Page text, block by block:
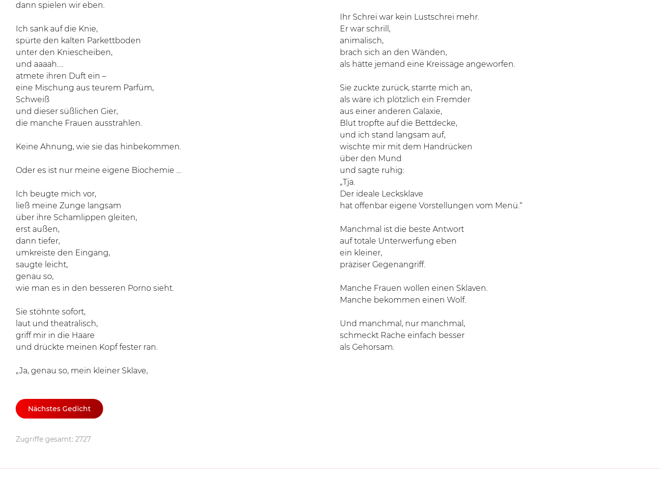
dann spielen wir eben.
Ich sank auf die Knie,
spürte den kalten Parkettboden
unter den Kniescheiben,
und aaaah….
atmete ihren Duft ein –
eine Mischung aus teurem Parfüm,
Schweiß
und dieser süßlichen Gier,
die manche Frauen ausstrahlen.
Keine Ahnung, wie sie das hinbekommen.
Oder es ist nur meine eigene Biochemie …
Ich beugte mich vor,
ließ meine Zunge langsam
über ihre Schamlippen gleiten,
erst außen,
dann tiefer,
umkreiste den Eingang,
saugte leicht,
genau so,
wie man es in den besseren Porno sieht.
Sie stöhnte sofort,
laut und theatralisch,
griff mir in die Haare
und drückte meinen Kopf fester ran.
„Ja, genau so, mein kleiner Sklave,
Ihr Schrei war kein Lustschrei mehr.
Er war schrill,
animalisch,
brach sich an den Wänden,
als hätte jemand eine Kreissäge angeworfen.
Sie zuckte zurück, starrte mich an,
als wäre ich plötzlich ein Fremder
aus einer anderen Galaxie,
Blut tropfte auf die Bettdecke,
und ich stand langsam auf,
wischte mir mit dem Handrücken
über den Mund
und sagte ruhig:
„Tja.
Der ideale Lecksklave
hat offenbar eigene Vorstellungen vom Menü.“
Manchmal ist die beste Antwort
auf totale Unterwerfung eben
ein kleiner,
präziser Gegenangriff.
Manche Frauen wollen einen Sklaven.
Manche bekommen einen Wolf.
Und manchmal, nur manchmal,
schmeckt Rache einfach besser
als Gehorsam.
Nächstes Gedicht
Zugriffe gesamt: 2727